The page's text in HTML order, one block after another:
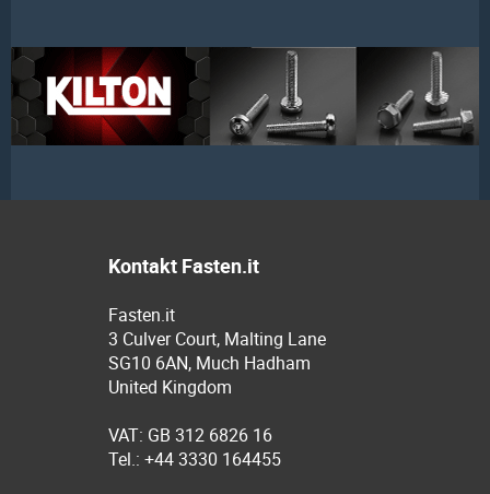
Kontakt Fasten.it
Fasten.it
3 Culver Court, Malting Lane
SG10 6AN, Much Hadham
United Kingdom
VAT: GB 312 6826 16
Tel.: +44 3330 164455